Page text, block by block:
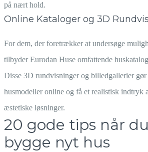
på nært hold.
Online Kataloger og 3D
For dem, der foretrækker at undersøge
tilbyder Eurodan Huse omfattende
Disse 3D rundvisninger og billedgallerier
husmodeller online og få et realistisk indtryk
æstetiske løsninger.
20 gode tips når
bygge nyt hus